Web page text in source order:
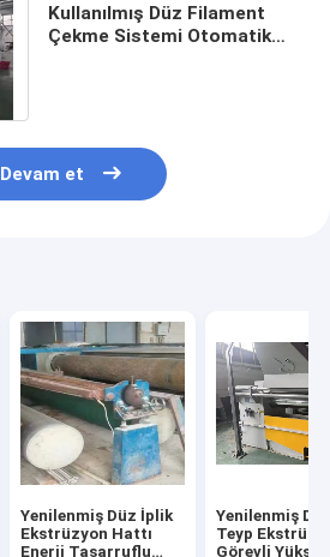
Kullanılmış Düz Filament
Çekme Sistemi Otomatik
Devam et
Yenilenmiş Düz İplik
Ekstrüzyon Hattı
Enerji Tasarruflu
Yenilenmiş
Teyp
Görevli Yüksek